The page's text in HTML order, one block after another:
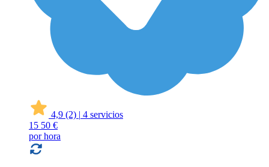
4,9 (2) | 4 servicios
15 50 €
por hora